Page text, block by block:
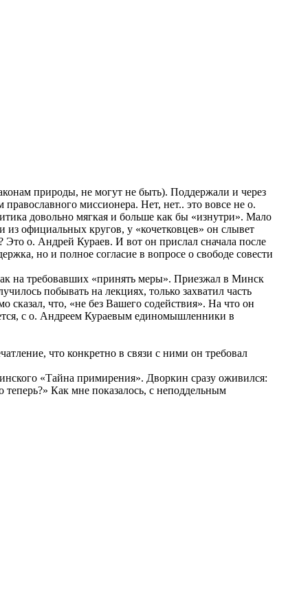
природы, не могут не быть). Поддержали и через
миссионера. Нет, нет.. это вовсе не о.
довольно мягкая и больше как бы «изнутри». Мало
из официальных кругов, у «кочетковцев» он слывет
о. Андрей Кураев. И вот он прислал сначала после
но и полное согласие в вопросе о свободе совести
на требовавших «принять меры». Приезжал в Минск
побывать на лекциях, только захватил часть
сказал, что, «не без Вашего содействия». На что он
с о. Андреем Кураевым единомышленники в
что конкретно в связи с ними он требовал
«Тайна примирения». Дворкин сразу оживился:
Как мне показалось, с неподдельным